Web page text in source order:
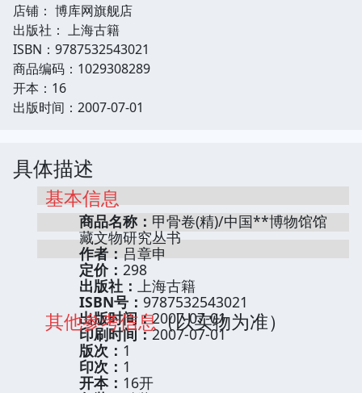
店铺： 博库网旗舰店
出版社： 上海古籍
ISBN：9787532543021
商品编码：1029308289
开本：16
出版时间：2007-07-01
具体描述
基本信息
商品名称： 甲骨卷(精)/中国**博物馆馆
藏文物研究丛书
作者： 吕章申
定价： 298
出版社： 上海古籍
ISBN号： 9787532543021
其他参考信息（以实物为准）
出版时间：2007-07-01
印刷时间：2007-07-01
版次： 1
印次： 1
开本： 16开